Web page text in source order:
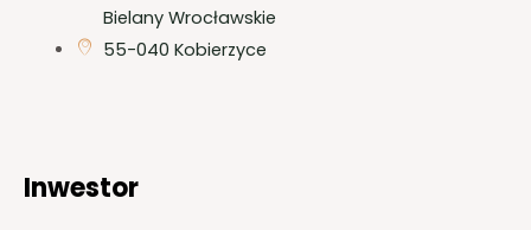
Bielany Wrocławskie
55-040 Kobierzyce
Inwestor